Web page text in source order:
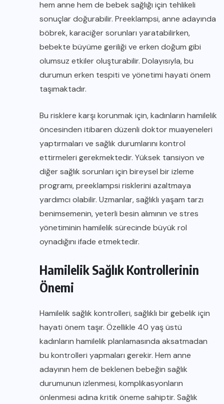
hem anne hem de bebek sağlığı için tehlikeli
sonuçlar doğurabilir. Preeklampsi, anne adayında
böbrek, karaciğer sorunları yaratabilirken,
bebekte büyüme geriliği ve erken doğum gibi
olumsuz etkiler oluşturabilir. Dolayısıyla, bu
durumun erken tespiti ve yönetimi hayati önem
taşımaktadır.
Bu risklere karşı korunmak için, kadınların hamilelik
öncesinden itibaren düzenli doktor muayeneleri
yaptırmaları ve sağlık durumlarını kontrol
ettirmeleri gerekmektedir. Yüksek tansiyon ve
diğer sağlık sorunları için bireysel bir izleme
programı, preeklampsi risklerini azaltmaya
yardımcı olabilir. Uzmanlar, sağlıklı yaşam tarzı
benimsemenin, yeterli besin alımının ve stres
yönetiminin hamilelik sürecinde büyük rol
oynadığını ifade etmektedir.
Hamilelik Sağlık Kontrollerinin
Önemi
Hamilelik sağlık kontrolleri, sağlıklı bir gebelik için
hayati önem taşır. Özellikle 40 yaş üstü
kadınların hamilelik planlamasında aksatmadan
bu kontrolleri yapmaları gerekir. Hem anne
adayının hem de beklenen bebeğin sağlık
durumunun izlenmesi, komplikasyonların
önlenmesi adına kritik öneme sahiptir. Sağlık